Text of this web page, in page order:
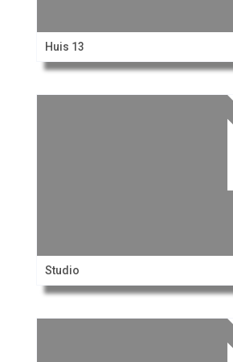
Huis 13
Studio